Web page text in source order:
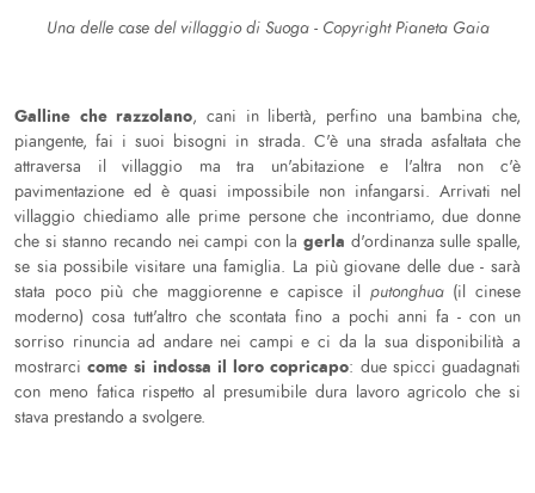
Una delle case del villaggio di Suoga - Copyright Pianeta Gaia
Galline che razzolano, cani in libertà, perfino una bambina che,
piangente, fai i suoi bisogni in strada. C'è una strada asfaltata che
attraversa il villaggio ma tra un'abitazione e l'altra non c'è
pavimentazione ed è quasi impossibile non infangarsi. Arrivati nel
villaggio chiediamo alle prime persone che incontriamo, due donne
che si stanno recando nei campi con lagerla d'ordinanza sulle spalle,
se sia possibile visitare una famiglia. La più giovane delle due - sarà
stata poco più che maggiorenne e capisce il putonghua(il cinese
moderno) cosa tutt'altro che scontata fino a pochi anni fa - con un
sorriso rinuncia ad andare nei campi e ci da la sua disponibilità a
mostrarcicome si indossa il loro copricapo: due spicci guadagnati
con meno fatica rispetto al presumibile dura lavoro agricolo che si
stava prestando a svolgere.